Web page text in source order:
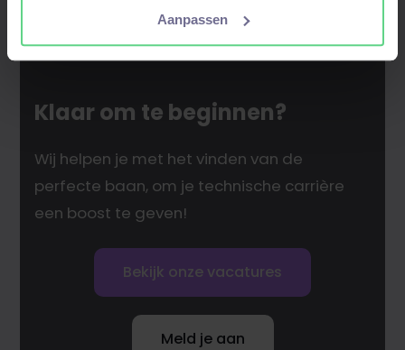
Aanpassen
Klaar om te beginnen?
Wij helpen je met het vinden van de
perfecte baan, om je technische carrière
een boost te geven!
Bekijk onze vacatures
Meld je aan